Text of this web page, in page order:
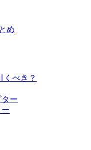
め
くべき？
ー